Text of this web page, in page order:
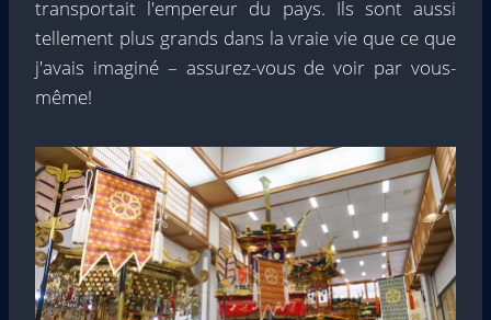
transportait l'empereur du pays. Ils sont aussi
tellement plus grands dans la vraie vie que ce que
j'avais imaginé – assurez-vous de voir par vous-
même!